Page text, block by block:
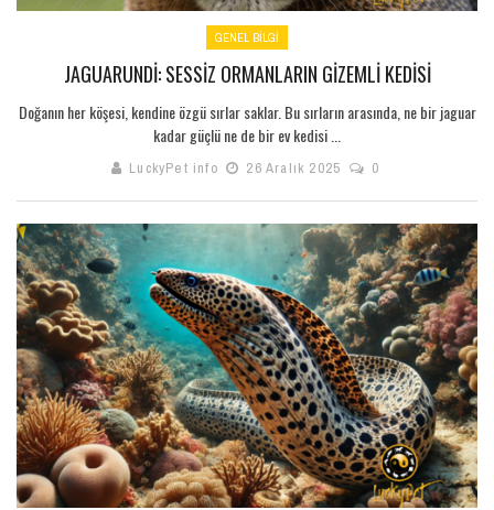
GENEL BILGI
JAGUARUNDI: SESSIZ ORMANLARIN GIZEMLI KEDISI
Doğanın her köşesi, kendine özgü sırlar saklar. Bu sırların arasında, ne bir jaguar
kadar güçlü ne de bir ev kedisi ...
LuckyPet info 26 Aralık 2025 0